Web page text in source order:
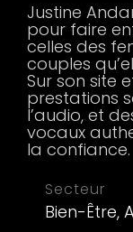
Justine
pour faire
celles des
couples
Sur son site
prestations
l’audio, et
vocaux
la confiance.
Secteur
Bien-Être,